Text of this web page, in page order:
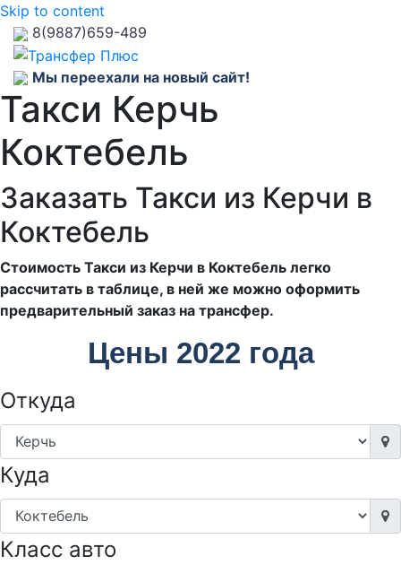
Skip to content
8(9887)659-489
Мы переехали на новый сайт!
Такси Керчь
Коктебель
Заказать Такси из Керчи в
Коктебель
Стоимость Такси из Керчи в Коктебель легко
рассчитать в таблице, в ней же можно оформить
предварительный заказ на трансфер.
Цены 2022 года
Откуда
Куда
Класс авто